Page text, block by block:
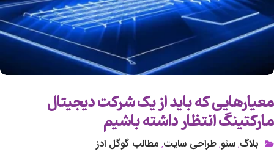
معیارهایی که باید از یک شرکت دیجیتال
مارکتینگ انتظار داشته باشیم
بلاگ,سئو,طراحی سایت, مطالب گوگل ادز